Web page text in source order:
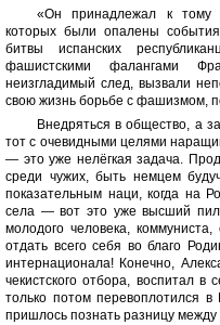
«Он принадлежал к тому
которых были опалены
битвы испанских
фашистскими фалангами
неизгладимый след, вызвали
свою жизнь борьбе с фашизмом,
Внедряться в общество, а
тот с очевидными целями
— это уже нелёгкая задача.
среди чужих, быть немцем
показательным наци, когда на
села — вот это уже высший
молодого человека,
отдать всего себя во благо
интернационала! Конечно,
чекистского отбора, воспитал
только потом перевоплотился
пришлось познать разницу между